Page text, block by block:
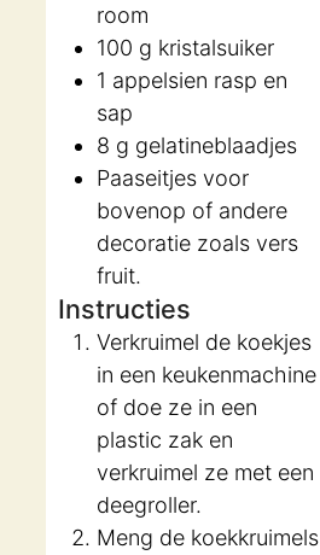
room
100 g kristalsuiker
1 appelsien rasp en
sap
8 g gelatineblaadjes
Paaseitjes voor
bovenop of andere
decoratie zoals vers
fruit.
Instructies
Verkruimel de koekjes
in een keukenmachine
of doe ze in een
plastic zak en
verkruimel ze met een
deegroller.
Meng de koekkruimels